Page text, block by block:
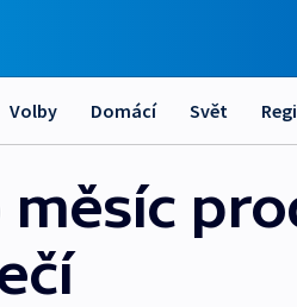
Volby Domácí Svět
měsíc